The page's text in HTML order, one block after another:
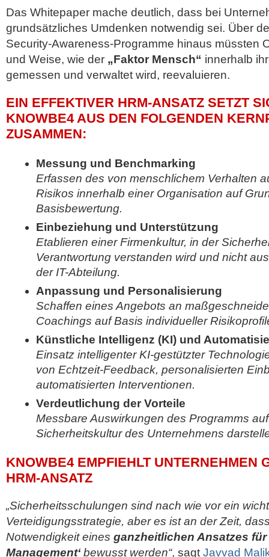
Das Whitepaper mache deutlich, dass bei
grundsätzliches Umdenken notwendig sei. Über
Security-Awareness-Programme hinaus müssten
und Weise, wie der „Faktor Mensch“ innerhalb
gemessen und verwaltet wird, reevaluieren.
EIN EFFEKTIVER HRM-ANSATZ SETZT
KNOWBE4 AUS DEN FOLGENDEN
ZUSAMMEN:
Messung und Benchmarking
Erfassen des von menschlichem Verhalten
Risikos innerhalb einer Organisation auf
Basisbewertung.
Einbeziehung und Unterstützung
Etablieren einer Firmenkultur, in der
Verantwortung verstanden wird und nicht
der IT-Abteilung.
Anpassung und Personalisierung
Schaffen eines Angebots an
Coachings auf Basis individueller
Künstliche Intelligenz (KI) und
Einsatz intelligenter KI-gestützter
von Echtzeit-Feedback, personalisierten
automatisierten Interventionen.
Verdeutlichung der Vorteile
Messbare Auswirkungen des Programms
Sicherheitskultur des Unternehmens
KNOWBE4 EMPFIEHLT UNTERNEHMEN
HRM-ANSATZ
„Sicherheitsschulungen sind nach wie vor ein
Verteidigungsstrategie, aber es ist an der Zeit,
Notwendigkeit eines ganzheitlichen Ansatzes
Management‘bewusst werden“, sagt Javvad